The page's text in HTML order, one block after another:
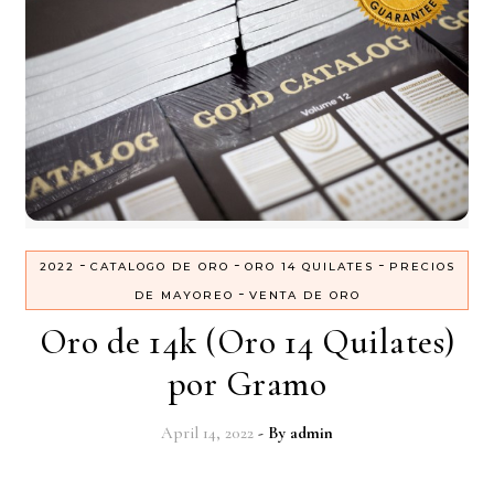
2022 - CATALOGO DE ORO - ORO 14 QUILATES - PRECIOS
DE MAYOREO - VENTA DE ORO
Oro de 14k (Oro 14 Quilates)
por Gramo
April 14, 2022 - By admin